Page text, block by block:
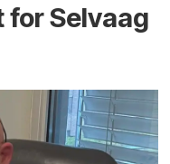
Selvaag